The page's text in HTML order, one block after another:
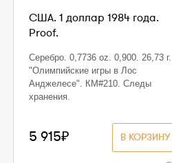
США. 1 доллар 1984 года.
Proof.
Серебро. 0,7736 oz. 0,900. 26,73 г.
"Олимпийские игры в Лос
Анджелесе". КМ#210. Следы
хранения.
В КОРЗИНУ
5 915₽